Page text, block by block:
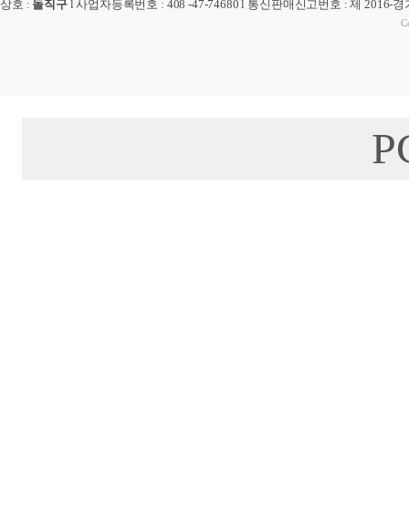
상호 : 돌직구 l사업자등록번호 : 408 -47-74680 l 통신판매신고번호 : 제 2016-